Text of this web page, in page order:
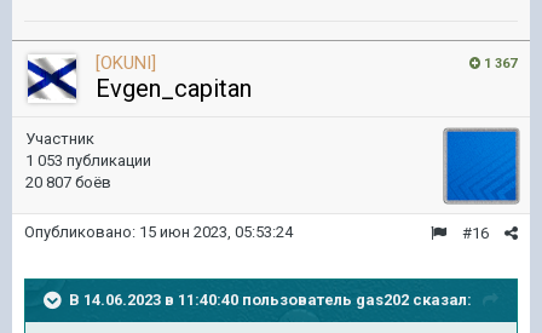
1 367
[OKUNI]
Evgen_capitan
Участник
1 053 публикации
20 807 боёв
#16
Опубликовано: 15 июн 2023, 05:53:24
В 14.06.2023 в 11:40:40 пользователь gas202 сказал: